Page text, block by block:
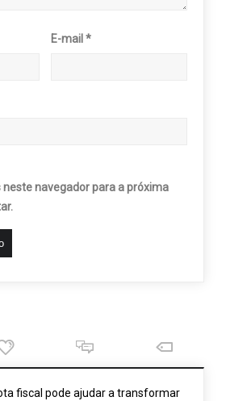
E-mail*
navegador para a próxima
fiscal pode ajudar a transformar